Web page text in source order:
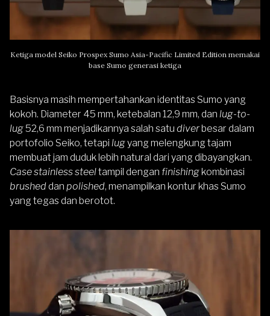
Ketiga model Seiko Prospex Sumo Asia-Pacific Limited Edition memakai
base Sumo generasi ketiga
Basisnya masih mempertahankan identitas Sumo yang
kokoh. Diameter 45 mm, ketebalan 12,9 mm, dan lug-to-
lug52,6 mm menjadikannya salah satu diver besar dalam
portofolio Seiko, tetapi lugyang melengkung tajam
membuat jam duduk lebih natural dari yang dibayangkan.
Case stainless steeltampil dengan finishing kombinasi
brusheddan polished, menampilkan kontur khas Sumo
yang tegas dan berotot.